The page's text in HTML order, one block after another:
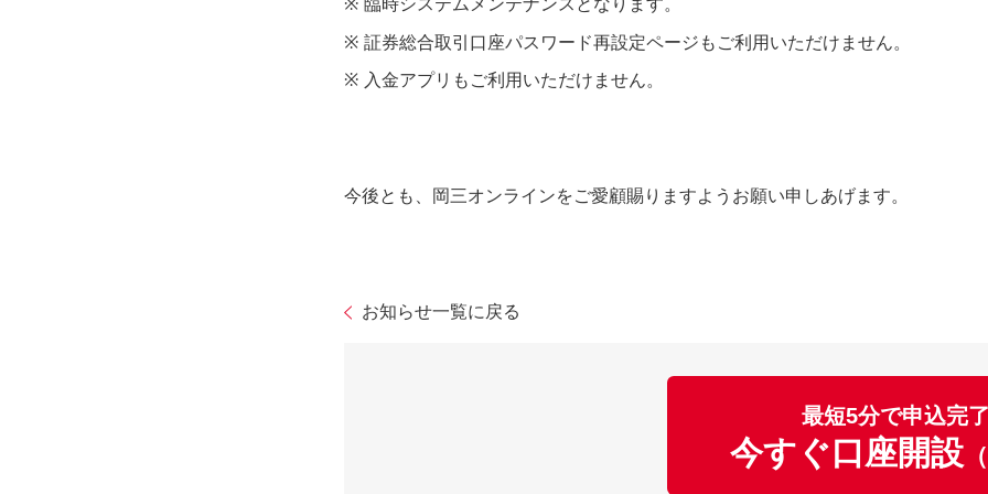
※ 臨時システムメンテナンスとなります。
※ 証券総合取引口座パスワード再設定ページもご利用いただけません。
※ 入金アプリもご利用いただけません。
今後とも、岡三オンラインをご愛顧賜りますようお願い申しあげます。
お知らせ一覧に戻る
最短5分で申込完了
今すぐ口座開設